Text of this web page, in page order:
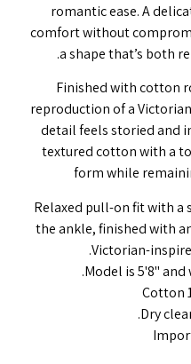
romantic ease. A
comfort without
a shape that’s both
Finished with cotton
reproduction of a
detail feels storied and
textured cotton with a
form while
Relaxed pull-on fit with
the ankle, finished with
Victorian-
Model is 5'8" and
Dry